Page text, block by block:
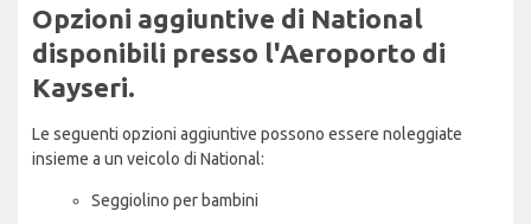
Opzioni aggiuntive di National
disponibili presso l'Aeroporto di
Kayseri.
Le seguenti opzioni aggiuntive possono essere noleggiate
insieme a un veicolo di National:
Seggiolino per bambini